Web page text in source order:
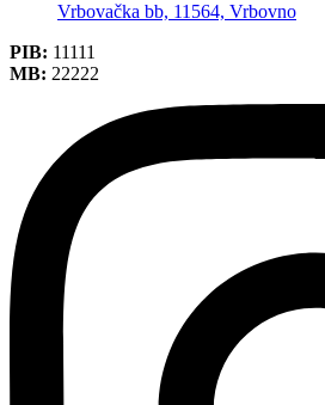
Vrbovačka bb, 11564, Vrbovno
PIB: 11111
MB: 22222